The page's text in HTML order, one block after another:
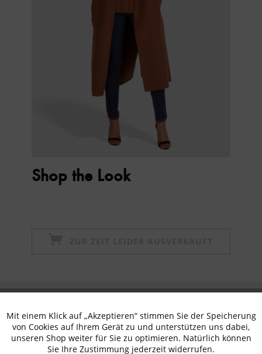
Shop the Look
erhalten
✓ Exklusive Angebote ✓ Die aktuellsten Trends
Funktionale Aktiv
Inaktiv
Mit einem Klick auf „Akzeptieren“ stimmen Sie der Speicherung
von Cookies auf Ihrem Gerät zu und unterstützen uns dabei,
unseren Shop weiter für Sie zu optimieren. Natürlich können
Sie Ihre Zustimmung jederzeit widerrufen.